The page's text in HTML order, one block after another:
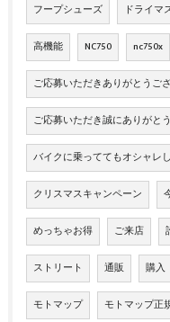
フープシューズ ドライマ
高機能 NC750 nc750x
ご応募いただきありがとうご
ご応募いただき誠にありがと
バイクに乗っててもオシャレ
クリスマスキャンペーン
めっちゃお得 ご来店
ストリート 通販 購入
モトマップ モトマップ正